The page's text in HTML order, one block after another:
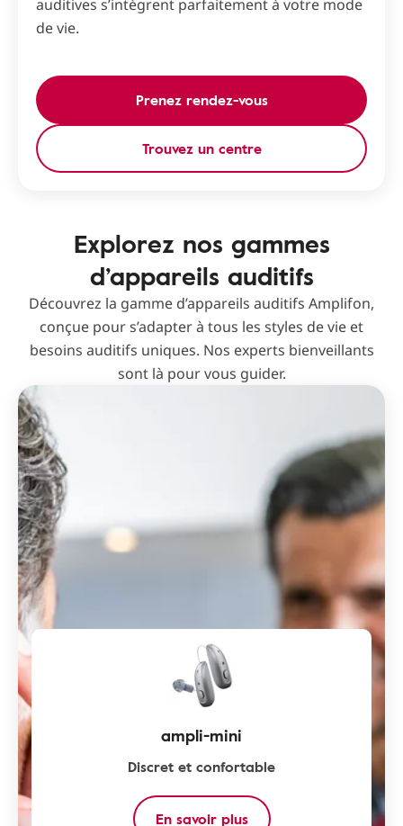
auditives s’intègrent parfaitement à votre mode
de vie.
Prenez rendez-vous
Trouvez un centre
Explorez nos gammes
d’appareils auditifs
Découvrez la gamme d’appareils auditifs Amplifon,
conçue pour s’adapter à tous les styles de vie et
besoins auditifs uniques. Nos experts bienveillants
sont là pour vous guider.
ampli-mini
Discret et confortable
En savoir plus